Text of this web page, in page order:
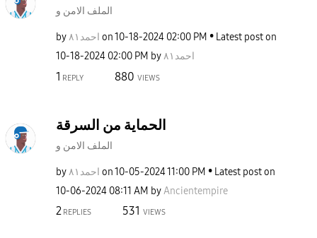
الملف الامن و
by احمد٨١ on‎10-18-2024 02:00 PM
Latest post on
‎10-18-2024 02:00 PM by احمد٨١
1 REPLY 880 VIEWS
الحماية من السرقة
الملف الامن و
by احمد٨١ on‎10-05-202411:00 PM
Latest post on
‎10-06-2024 08:11 AM byAncientempire
2 REPLIES 531 VIEWS